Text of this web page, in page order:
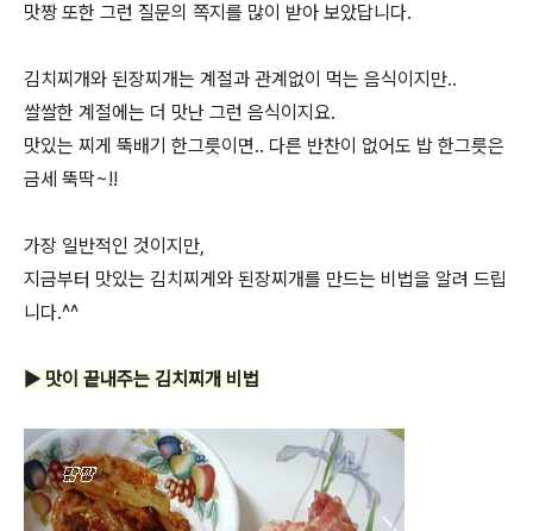
맛짱 또한 그런 질문의 쪽지를 많이 받아 보았답니다.
김치찌개와 된장찌개는 계절과 관계없이 먹는 음식이지만..
쌀쌀한 계절에는 더 맛난 그런 음식이지요.
맛있는 찌게 뚝배기 한그릇이면.. 다른 반찬이 없어도 밥 한그릇은
금세 뚝딱~!!
가장 일반적인 것이지만,
지금부터 맛있는 김치찌게와 된장찌개를 만드는 비법을 알려 드립
니다.^^
▶ 맛이 끝내주는 김치찌개 비법